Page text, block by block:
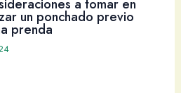
a tomar en
un ponchado previo
prenda